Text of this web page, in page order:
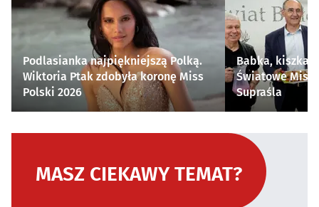
Podlasianka najpiękniejszą Polką.
Wiktoria Ptak zdobyła koronę Miss
Polski 2026
Babka, kiszka i
Światowe
Supraśla
MASZ CIEKAWY TEMAT?